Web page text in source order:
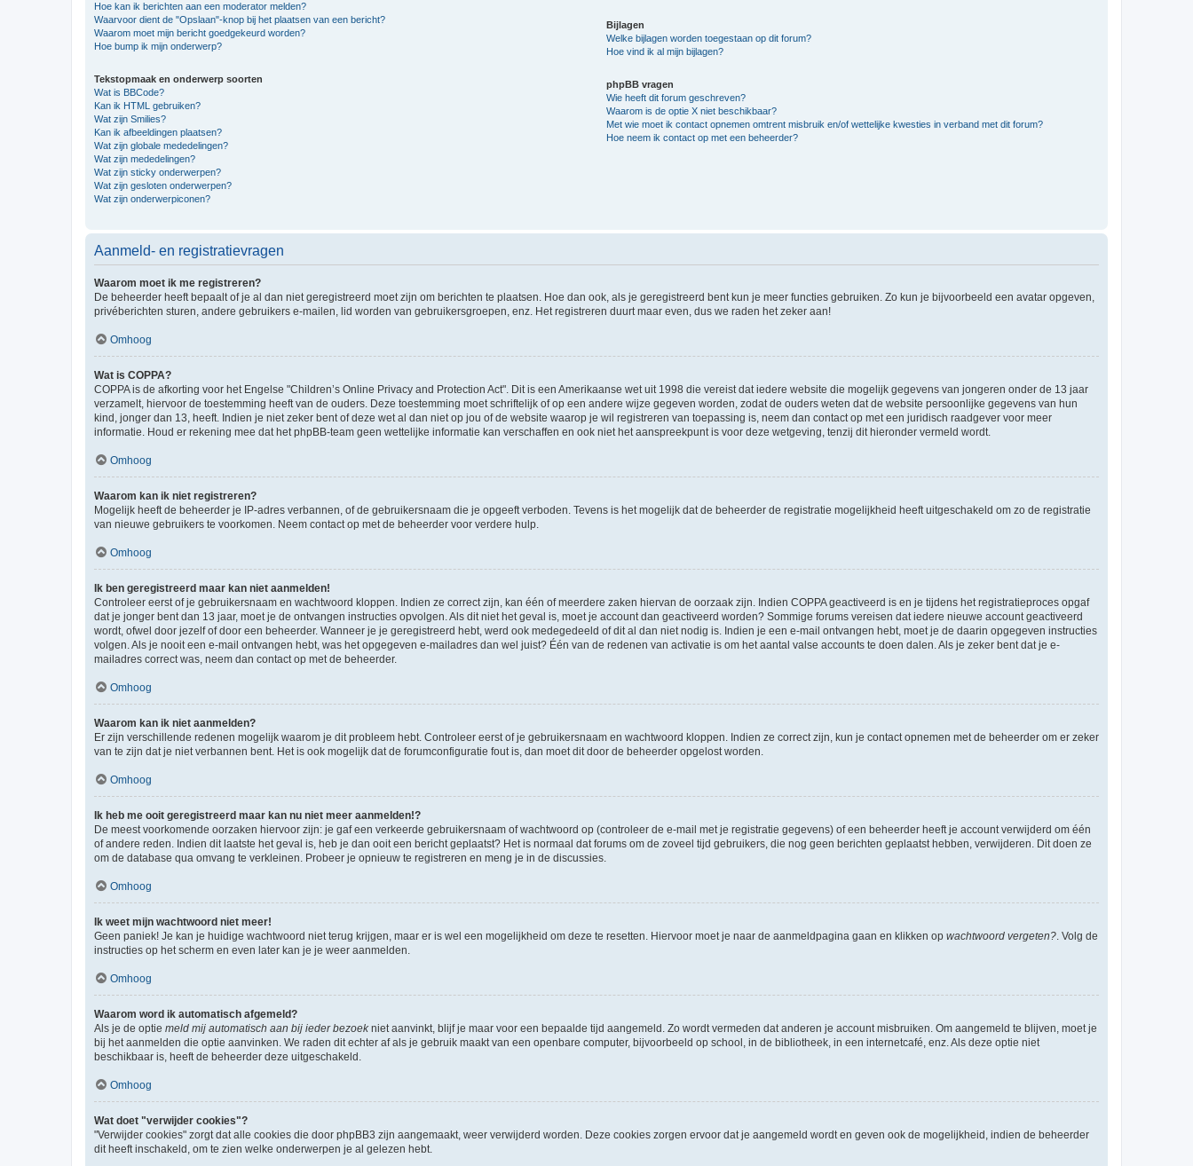
Hoe kan ik berichten aan een moderator melden?
Waarvoor dient de "Opslaan"-knop bij het plaatsen van een bericht?
Waarom moet mijn bericht goedgekeurd worden?
Hoe bump ik mijn onderwerp?
Tekstopmaak en onderwerp soorten
Wat is BBCode?
Kan ik HTML gebruiken?
Wat zijn Smilies?
Kan ik afbeeldingen plaatsen?
Wat zijn globale mededelingen?
Wat zijn mededelingen?
Wat zijn sticky onderwerpen?
Wat zijn gesloten onderwerpen?
Wat zijn onderwerpiconen?
Bijlagen
Welke bijlagen worden toegestaan op dit forum?
Hoe vind ik al mijn bijlagen?
phpBB vragen
Wie heeft dit forum geschreven?
Waarom is de optie X niet beschikbaar?
Met wie moet ik contact opnemen omtrent misbruik en/of wettelijke kwesties in verband met dit forum?
Hoe neem ik contact op met een beheerder?
Aanmeld- en registratievragen
Waarom moet ik me registreren?
De beheerder heeft bepaalt of je al dan niet geregistreerd moet zijn om berichten te plaatsen. Hoe dan ook, als je geregistreerd bent kun je meer functies gebruiken. Zo kun je bijvoorbeeld een avatar opgeven,
privéberichten sturen, andere gebruikers e-mailen, lid worden van gebruikersgroepen, enz. Het registreren duurt maar even, dus we raden het zeker aan!
Omhoog
Wat is COPPA?
COPPA is de afkorting voor het Engelse "Children’s Online Privacy and Protection Act". Dit is een Amerikaanse wet uit 1998 die vereist dat iedere website die mogelijk gegevens van jongeren onder de 13 jaar
verzamelt, hiervoor de toestemming heeft van de ouders. Deze toestemming moet schriftelijk of op een andere wijze gegeven worden, zodat de ouders weten dat de website persoonlijke gegevens van hun
kind, jonger dan 13, heeft. Indien je niet zeker bent of deze wet al dan niet op jou of de website waarop je wil registreren van toepassing is, neem dan contact op met een juridisch raadgever voor meer
informatie. Houd er rekening mee dat het phpBB-team geen wettelijke informatie kan verschaffen en ook niet het aanspreekpunt is voor deze wetgeving, tenzij dit hieronder vermeld wordt.
Omhoog
Waarom kan ik niet registreren?
Mogelijk heeft de beheerder je IP-adres verbannen, of de gebruikersnaam die je opgeeft verboden. Tevens is het mogelijk dat de beheerder de registratie mogelijkheid heeft uitgeschakeld om zo de registratie
van nieuwe gebruikers te voorkomen. Neem contact op met de beheerder voor verdere hulp.
Omhoog
Ik ben geregistreerd maar kan niet aanmelden!
Controleer eerst of je gebruikersnaam en wachtwoord kloppen. Indien ze correct zijn, kan één of meerdere zaken hiervan de oorzaak zijn. Indien COPPA geactiveerd is en je tijdens het registratieproces opgaf
dat je jonger bent dan 13 jaar, moet je de ontvangen instructies opvolgen. Als dit niet het geval is, moet je account dan geactiveerd worden? Sommige forums vereisen dat iedere nieuwe account geactiveerd
wordt, ofwel door jezelf of door een beheerder. Wanneer je je geregistreerd hebt, werd ook medegedeeld of dit al dan niet nodig is. Indien je een e-mail ontvangen hebt, moet je de daarin opgegeven instructies
volgen. Als je nooit een e-mail ontvangen hebt, was het opgegeven e-mailadres dan wel juist? Één van de redenen van activatie is om het aantal valse accounts te doen dalen. Als je zeker bent dat je e-
mailadres correct was, neem dan contact op met de beheerder.
Omhoog
Waarom kan ik niet aanmelden?
Er zijn verschillende redenen mogelijk waarom je dit probleem hebt. Controleer eerst of je gebruikersnaam en wachtwoord kloppen. Indien ze correct zijn, kun je contact opnemen met de beheerder om er zeker
van te zijn dat je niet verbannen bent. Het is ook mogelijk dat de forumconfiguratie fout is, dan moet dit door de beheerder opgelost worden.
Omhoog
Ik heb me ooit geregistreerd maar kan nu niet meer aanmelden!?
De meest voorkomende oorzaken hiervoor zijn: je gaf een verkeerde gebruikersnaam of wachtwoord op (controleer de e-mail met je registratie gegevens) of een beheerder heeft je account verwijderd om één
of andere reden. Indien dit laatste het geval is, heb je dan ooit een bericht geplaatst? Het is normaal dat forums om de zoveel tijd gebruikers, die nog geen berichten geplaatst hebben, verwijderen. Dit doen ze
om de database qua omvang te verkleinen. Probeer je opnieuw te registreren en meng je in de discussies.
Omhoog
Ik weet mijn wachtwoord niet meer!
Geen paniek! Je kan je huidige wachtwoord niet terug krijgen, maar er is wel een mogelijkheid om deze te resetten. Hiervoor moet je naar de aanmeldpagina gaan en klikken op wachtwoord vergeten?. Volg de
instructies op het scherm en even later kan je je weer aanmelden.
Omhoog
Waarom word ik automatisch afgemeld?
Als je de optie meld mij automatisch aan bij ieder bezoekniet aanvinkt, blijf je maar voor een bepaalde tijd aangemeld. Zo wordt vermeden dat anderen je account misbruiken. Om aangemeld te blijven, moet je
bij het aanmelden die optie aanvinken. We raden dit echter af als je gebruik maakt van een openbare computer, bijvoorbeeld op school, in de bibliotheek, in een internetcafé, enz. Als deze optie niet
beschikbaar is, heeft de beheerder deze uitgeschakeld.
Omhoog
Wat doet "verwijder cookies"?
"Verwijder cookies" zorgt dat alle cookies die door phpBB3 zijn aangemaakt, weer verwijderd worden. Deze cookies zorgen ervoor dat je aangemeld wordt en geven ook de mogelijkheid, indien de beheerder
dit heeft inschakeld, om te zien welke onderwerpen je al gelezen hebt.